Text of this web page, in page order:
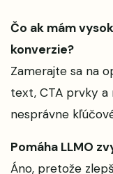
Čo ak mám
konverzie?
Zamerajte sa na
text, CTA prvky a
nesprávne
Pomáha LLMO
Áno, pretože